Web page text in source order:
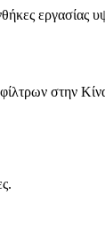
εργασίας
στην